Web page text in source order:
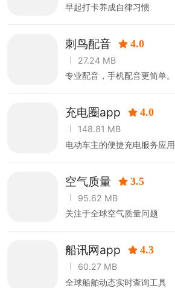
早起打卡养成自律习惯
刺鸟配音 4.0
27.24 MB
专业配音，手机配音更简单。
充电圈app 4.0
148.81 MB
电动车主的便捷充电服务应用
空气质量 3.5
95.62 MB
关注于全球空气质量问题
船讯网app 4.3
60.27 MB
全球船舶动态实时查询工具